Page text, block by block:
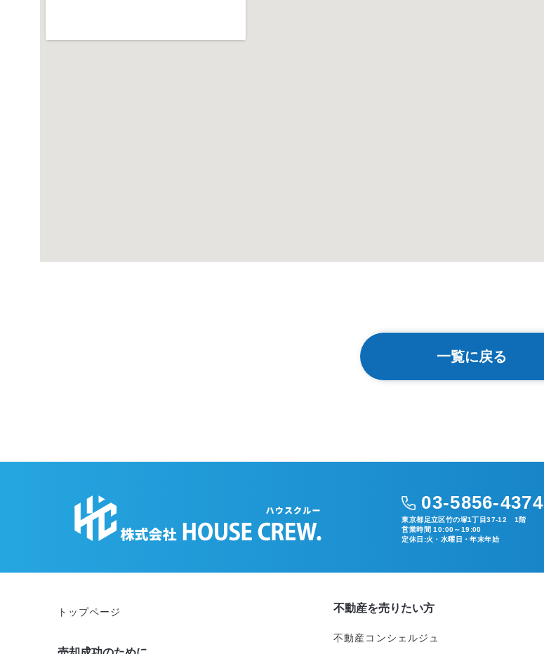
一覧に戻る
03-5856-4374
東京都足立区竹の塚1丁目37-12 1階
営業時間 10:00～19:00
定休日:火・水曜日・年末年始
トップページ 不動産を売りたい方
不動産コンシェルジュ